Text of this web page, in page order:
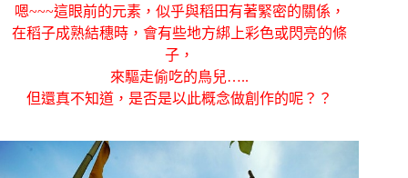
嗯~~~這眼前的元素，似乎與稻田有著緊密的關係，
在稻子成熟結穗時，會有些地方綁上彩色或閃亮的條
子，
來驅走偷吃的鳥兒…..
但還真不知道，是否是以此概念做創作的呢？？